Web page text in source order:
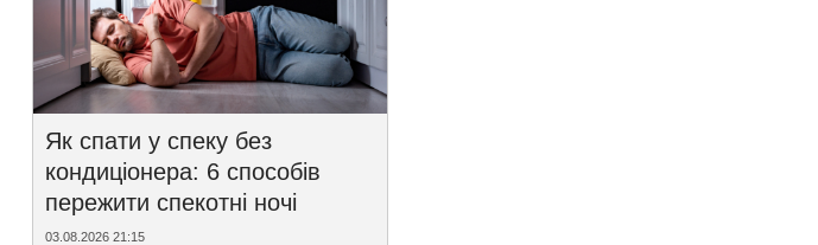
Як спати у спеку без
кондиціонера: 6 способів
пережити спекотні ночі
03.08.2026 21:15